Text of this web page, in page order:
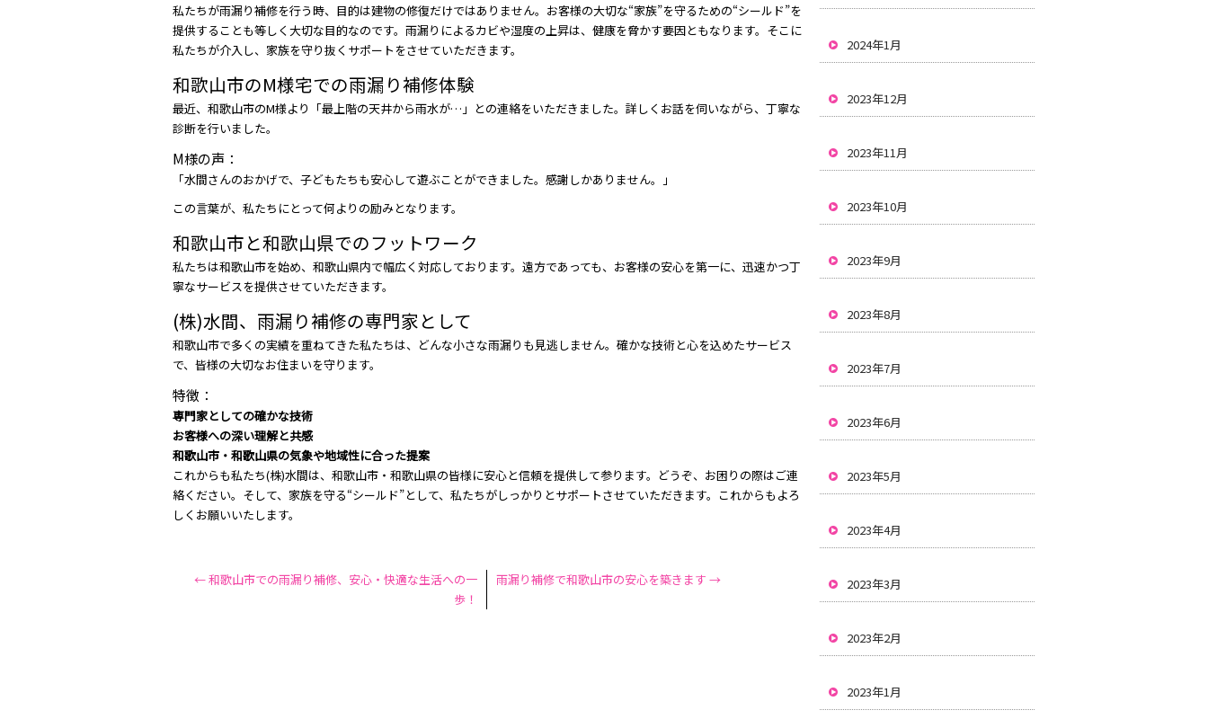
私たちが雨漏り補修を行う時、目的は建物の修復だけではありません。お客様の大切な“家族”を守るための“シールド”を
提供することも等しく大切な目的なのです。雨漏りによるカビや湿度の上昇は、健康を脅かす要因ともなります。そこに
私たちが介入し、家族を守り抜くサポートをさせていただきます。
和歌山市のM様宅での雨漏り補修体験
最近、和歌山市のM様より「最上階の天井から雨水が…」との連絡をいただきました。詳しくお話を伺いながら、丁寧な
診断を行いました。
M様の声：
「水間さんのおかげで、子どもたちも安心して遊ぶことができました。感謝しかありません。」
この言葉が、私たちにとって何よりの励みとなります。
和歌山市と和歌山県でのフットワーク
私たちは和歌山市を始め、和歌山県内で幅広く対応しております。遠方であっても、お客様の安心を第一に、迅速かつ丁
寧なサービスを提供させていただきます。
(株)水間、雨漏り補修の専門家として
和歌山市で多くの実績を重ねてきた私たちは、どんな小さな雨漏りも見逃しません。確かな技術と心を込めたサービス
で、皆様の大切なお住まいを守ります。
特徴：
専門家としての確かな技術
お客様への深い理解と共感
和歌山市・和歌山県の気象や地域性に合った提案
これからも私たち(株)水間は、和歌山市・和歌山県の皆様に安心と信頼を提供して参ります。どうぞ、お困りの際はご連
絡ください。そして、家族を守る“シールド”として、私たちがしっかりとサポートさせていただきます。これからもよろ
しくお願いいたします。
←和歌山市での雨漏り補修、安心・快適な生活への一
歩！
雨漏り補修で和歌山市の安心を築きます →
2024年1月
2023年12月
2023年11月
2023年10月
2023年9月
2023年8月
2023年7月
2023年6月
2023年5月
2023年4月
2023年3月
2023年2月
2023年1月